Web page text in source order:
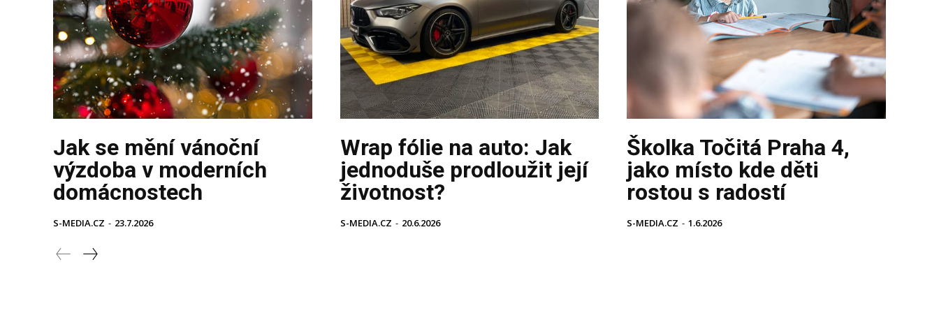
Jak se mění vánoční
výzdoba v moderních
domácnostech
S-MEDIA.CZ - 23.7.2026
Wrap fólie na auto: Jak
jednoduše prodloužit její
životnost?
S-MEDIA.CZ - 20.6.2026
Školka Točitá Praha 4,
jako místo kde děti
rostou s radostí
S-MEDIA.CZ - 1.6.2026